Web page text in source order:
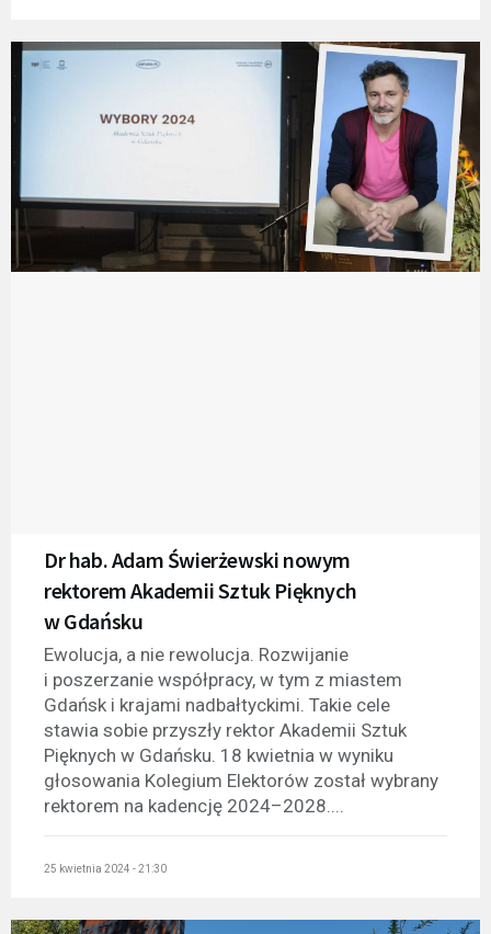
Dr hab. Adam Świerżewski nowym
rektorem Akademii Sztuk Pięknych
w Gdańsku
Ewolucja, a nie rewolucja. Rozwijanie
i poszerzanie współpracy, w tym z miastem
Gdańsk i krajami nadbałtyckimi. Takie cele
stawia sobie przyszły rektor Akademii Sztuk
Pięknych w Gdańsku. 18 kwietnia w wyniku
głosowania Kolegium Elektorów został wybrany
rektorem na kadencję 2024–2028....
25 kwietnia 2024 - 21:30